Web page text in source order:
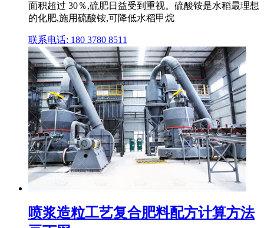
面积超过 30％,硫肥日益受到重视。硫酸铵是水稻最理想
的化肥,施用硫酸铵,可降低水稻甲烷
联系电话: 180 3780 8511
喷浆造粒工艺复合肥料配方计算方法